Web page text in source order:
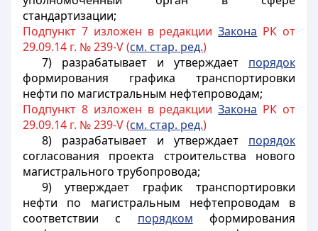
стандартизации;
Подпункт 7 изложен в редакцииЗакона РК от
29.09.14 г. № 239-V (см. стар. ред.)
7) разрабатывает и утверждает порядок
формирования графика транспортировки
нефти по магистральным нефтепроводам;
Подпункт 8 изложен в редакцииЗакона РК от
29.09.14 г. № 239-V (см. стар. ред.)
8) разрабатывает и утверждает порядок
согласования проекта строительства нового
магистрального трубопровода;
9) утверждает график транспортировки
нефти по магистральным нефтепроводам в
соответствии с порядком формирования